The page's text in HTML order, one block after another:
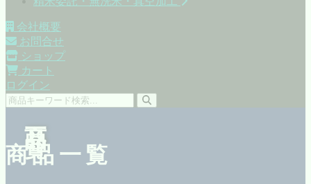
会社概要
お問合せ
ショップ
カート
ログイン
商品一覧